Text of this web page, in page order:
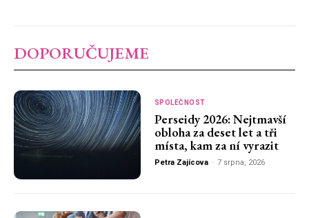
DOPORUČUJEME
SPOLEČNOST
Perseidy 2026: Nejtmavší
obloha za deset let a tři
místa, kam za ní vyrazit
Petra Zajícova - 7 srpna, 2026